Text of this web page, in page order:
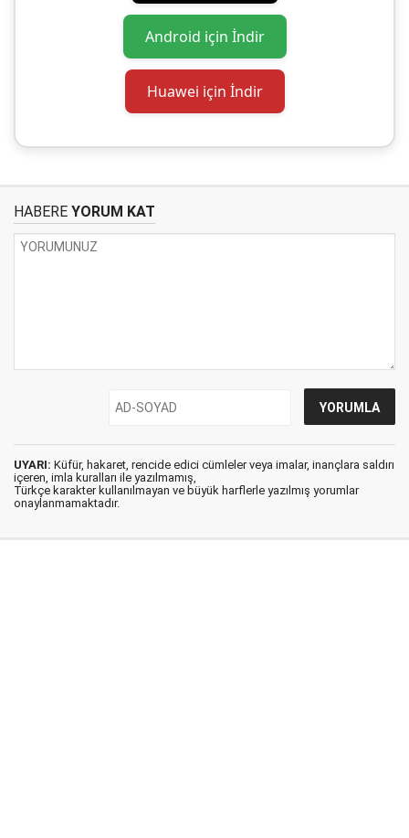
Android için İndir
Huawei için İndir
HABERE YORUM KAT
UYARI: Küfür, hakaret, rencide edici cümleler veya imalar, inançlara saldırı
içeren, imla kuralları ile yazılmamış,
Türkçe karakter kullanılmayan ve büyük harflerle yazılmış yorumlar
onaylanmamaktadır.